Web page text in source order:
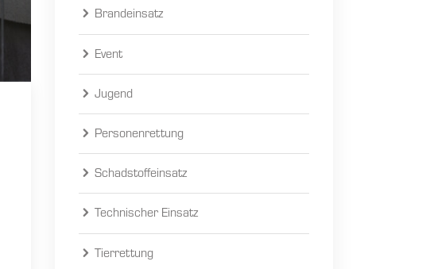
Brandeinsatz
Event
Jugend
Personenrettung
Schadstoffeinsatz
Technischer Einsatz
Tierrettung